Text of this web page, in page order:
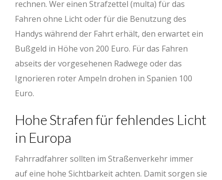
rechnen. Wer einen Strafzettel (multa) für das
Fahren ohne Licht oder für die Benutzung des
Handys während der Fahrt erhält, den erwartet ein
Bußgeld in Höhe von 200 Euro. Für das Fahren
abseits der vorgesehenen Radwege oder das
Ignorieren roter Ampeln drohen in Spanien 100
Euro.
Hohe Strafen für fehlendes Licht
in Europa
Fahrradfahrer sollten im Straßenverkehr immer
auf eine hohe Sichtbarkeit achten. Damit sorgen sie